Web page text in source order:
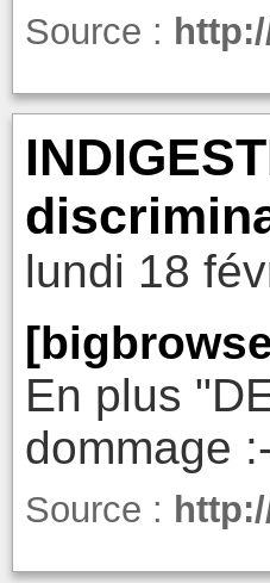
Source :
lundi 18
En plus
dommage
Source :